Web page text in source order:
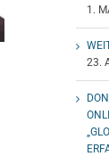
1.
23.